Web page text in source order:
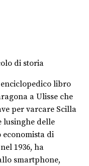
di storia
enciclopedico libro
a Ulisse che
per varcare Scilla
lusinghe delle
economista di
1936, ha
smartphone,